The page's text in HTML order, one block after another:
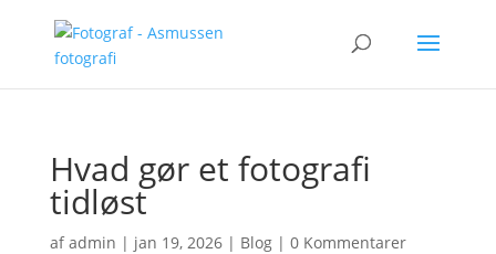
Hvad gør et fotografi
tidløst
afadmin | jan 19, 2026| Blog| 0 Kommentarer